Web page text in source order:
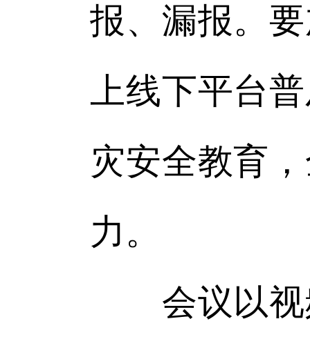
报、漏报。
上线下平台
灾安全教育
力。
会议以视